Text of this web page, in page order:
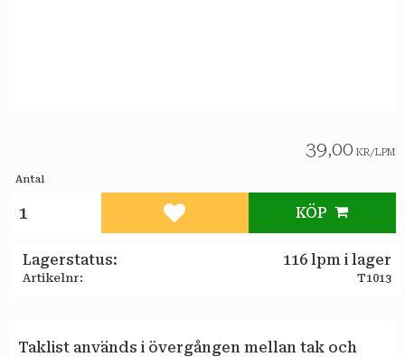
39,00 KR/LPM
Antal
KÖP
Lägg till i favoriter
Lagerstatus 116 lpm i lager
Artikelnr T1013
Taklist används i övergången mellan tak och